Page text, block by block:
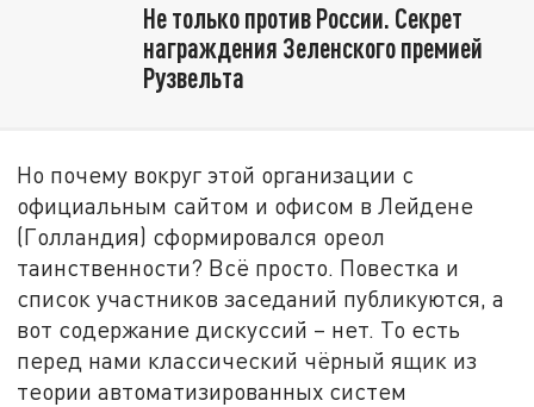
Не только против России. Секрет
награждения Зеленского премией
Рузвельта
Но почему вокруг этой организации с
официальным сайтом и офисом в Лейдене
(Голландия) сформировался ореол
таинственности? Всё просто. Повестка и
список участников заседаний публикуются, а
вот содержание дискуссий – нет. То есть
перед нами классический чёрный ящик из
теории автоматизированных систем